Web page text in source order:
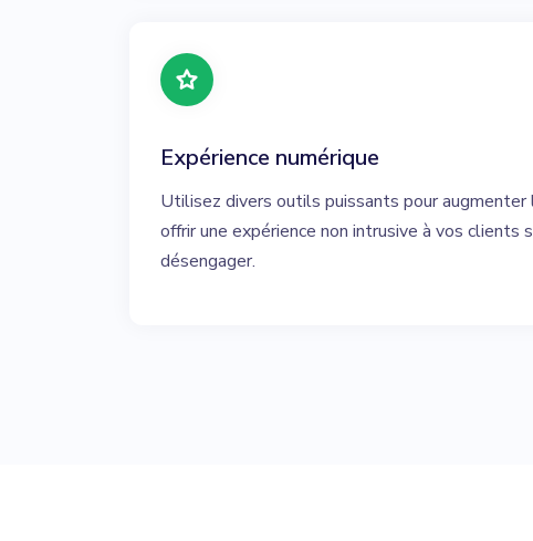
Expérience numérique
Utilisez divers outils puissants pour augmenter
offrir une expérience non intrusive à vos clients
désengager.